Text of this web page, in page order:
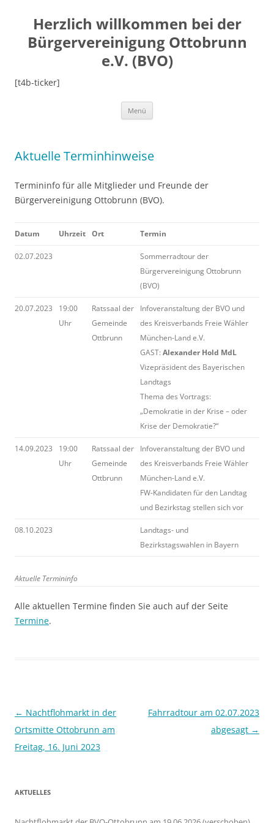
Herzlich willkommen bei der
Bürgervereinigung Ottobrunn
e.V. (BVO)
[t4b-ticker]
Menü
Aktuelle Terminhinweise
Termininfo für alle Mitglieder und Freunde der
Bürgervereinigung Ottobrunn (BVO).
Datum Uhrzeit Ort Termin
02.07.2023
Sommerradtour der
Bürgervereinigung Ottobrunn
(BVO)
20.07.2023
19:00
Uhr
Ratssaal der
Gemeinde
Ottbrunn
Infoveranstaltung der BVO und
des Kreisverbands Freie Wähler
München-Land e.V.
GAST: Alexander Hold MdL
Vizepräsident des Bayerischen
Landtags
Thema des Vortrags:
„Demokratie in der Krise – oder
Krise der Demokratie?“
14.09.2023
19:00
Uhr
Ratssaal der
Gemeinde
Ottbrunn
Infoveranstaltung der BVO und
des Kreisverbands Freie Wähler
München-Land e.V.
FW-Kandidaten für den Landtag
und Bezirkstag stellen sich vor
08.10.2023
Landtags- und
Bezirkstagswahlen in Bayern
Aktuelle Termininfo
Alle aktuellen Termine finden Sie auch auf der Seite
Termine.
Beitragsnavigation
← Nachtflohmarkt in der
Ortsmitte Ottobrunn am
Freitag, 16. Juni 2023
Fahrradtour am 02.07.2023
abgesagt →
AKTUELLES